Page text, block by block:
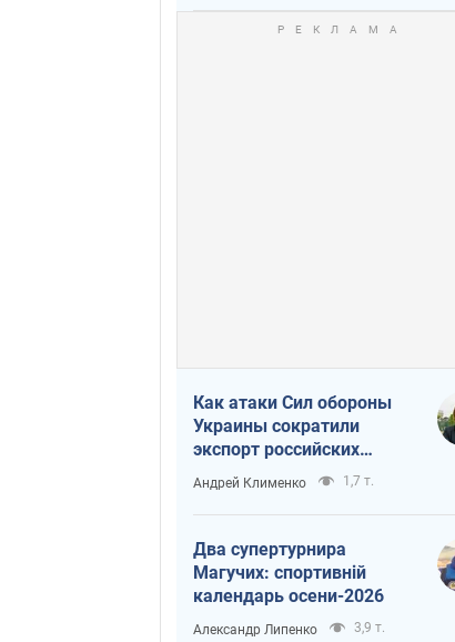
Как атаки Сил обороны
Украины сократили
экспорт российских
нефтепродуктов
Андрей Клименко 1,7 т.
Два супертурнира
Магучих: спортивній
календарь осени-2026
Александр Липенко 3,9 т.